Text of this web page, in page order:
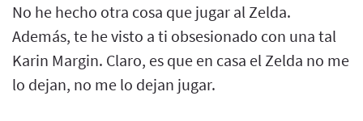
No he hecho otra cosa que jugar al Zelda.
Además, te he visto a ti obsesionado con una tal
Karin Margin. Claro, es que en casa el Zelda no me
lo dejan, no me lo dejan jugar.